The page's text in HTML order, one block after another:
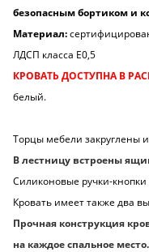
безопасным бортиком и
Материал:
ЛДСП класса Е0,5
КРОВАТЬ ДОСТУПНА В
белый.
Торцы мебели закруглены
В лестницу встроены
Силиконовые ручки-
Кровать имеет также два
Прочная конструкция
на каждое спальное место.